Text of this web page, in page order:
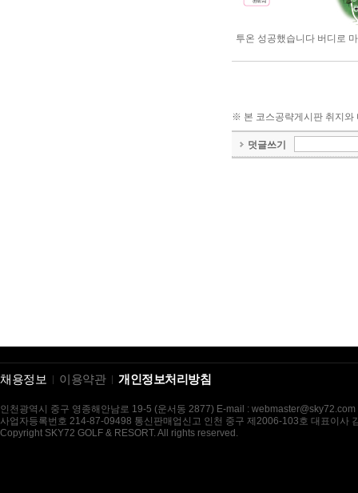
채용정보 이용약관 개인정보처리방침
인천광역시 중구 영종해안남로 19-5 (운서동 2877) E-mail : webmaster@sky72.com
사업자등록번호 214-87-09498 통신판매업신고 인천 중구 제2006-103호 대표이사
Copyright SKY72 GOLF & RESORT. All rights reserved.